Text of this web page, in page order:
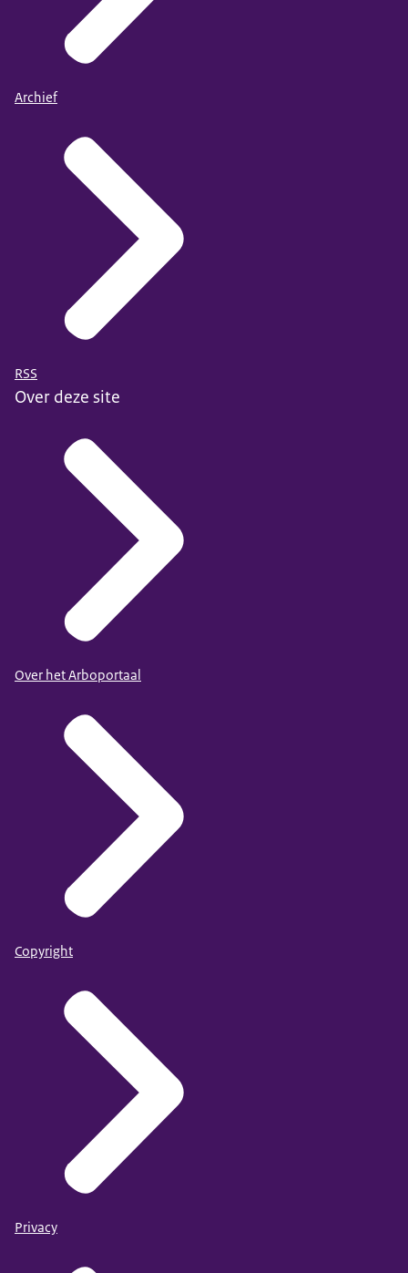
Archief
RSS
Over deze site
Over het Arboportaal
Copyright
Privacy